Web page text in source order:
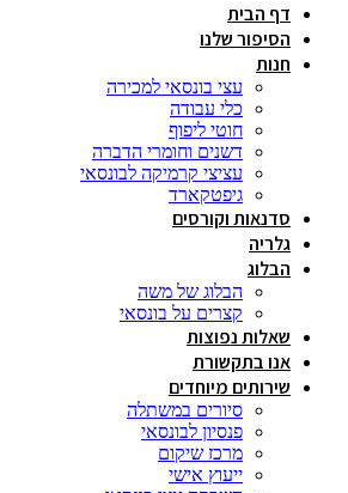
דף הבית
הסיפור שלנו
חנות
עצי בונסאי למכירה
כלי עבודה
חוטי ליפוף
דשנים וחומרי הדברה
עציצי קרמיקה לבונסאי
גיפטקארד
סדנאות וקורסים
גלריה
הבלוג
הבלוג של משה
קצרים על בונסאי
שאלות נפוצות
אנו בתקשורת
שירותים מיוחדים
סיורים במשתלה
פנסיון לבונסאי
מרכז שיקום
ייעוץ אישי